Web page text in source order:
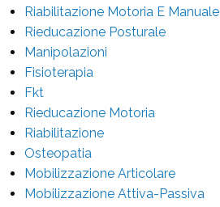
Riabilitazione Motoria E Manuale
Rieducazione Posturale
Manipolazioni
Fisioterapia
Fkt
Rieducazione Motoria
Riabilitazione
Osteopatia
Mobilizzazione Articolare
Mobilizzazione Attiva-Passiva